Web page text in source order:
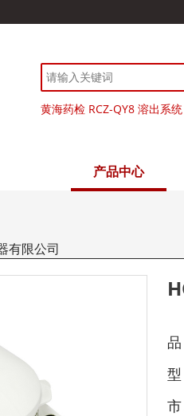
黄海药检 RCZ-QY8 溶出系统
产品中心
有限公司